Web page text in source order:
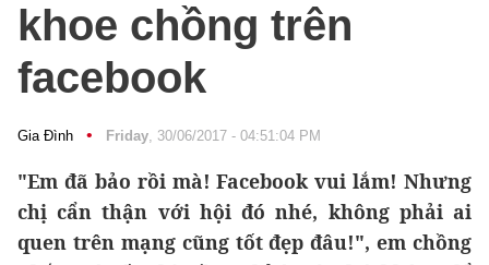
khoe chồng trên
facebook
Gia Đình • Friday, 30/06/2017 - 04:51:04 PM
"Em đã bảo rồi mà! Facebook vui lắm! Nhưng
chị cẩn thận với hội đó nhé, không phải ai
quen trên mạng cũng tốt đẹp đâu!", em chồng